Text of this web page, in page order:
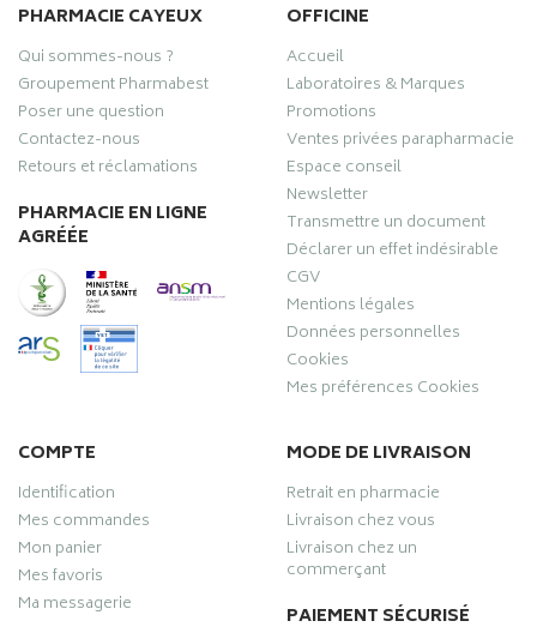
PHARMACIE CAYEUX
Qui sommes-nous ?
Groupement Pharmabest
Poser une question
Contactez-nous
Retours et réclamations
PHARMACIE EN LIGNE
AGRÉÉE
OFFICINE
Accueil
Laboratoires & Marques
Promotions
Ventes privées parapharmacie
Espace conseil
Newsletter
Transmettre un document
Déclarer un effet indésirable
CGV
Mentions légales
Données personnelles
Cookies
Mes préférences Cookies
COMPTE
Identification
Mes commandes
Mon panier
Mes favoris
Ma messagerie
MODE DE LIVRAISON
Retrait en pharmacie
Livraison chez vous
Livraison chez un
commerçant
PAIEMENT SÉCURISÉ